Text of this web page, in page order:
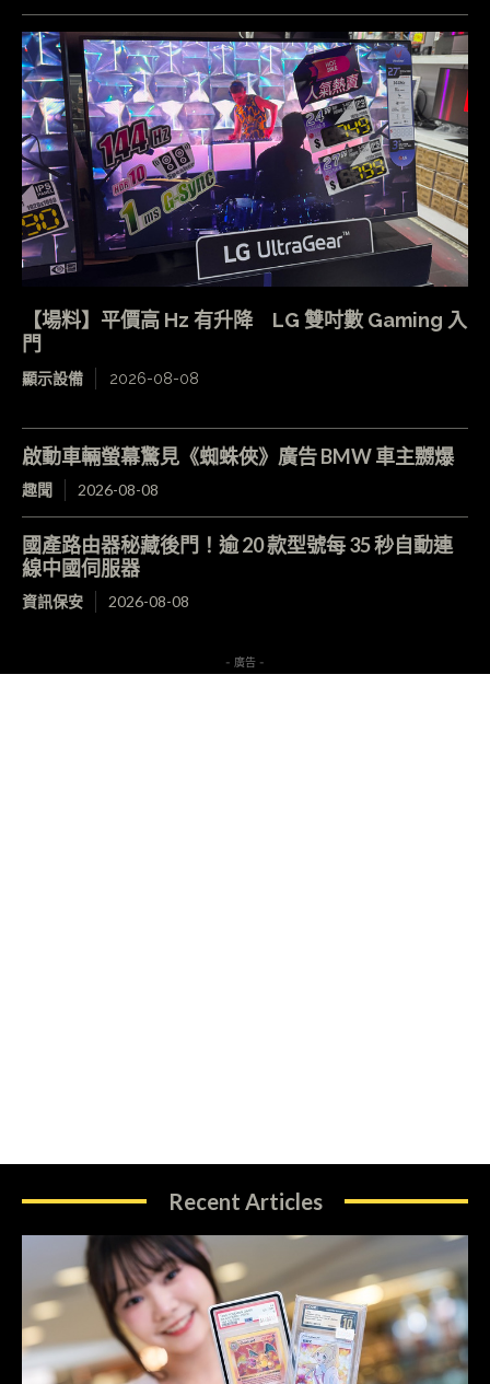
【場料】平價高 Hz 有升降 LG 雙吋數 Gaming 入
門
顯示設備 2026-08-08
啟動車輛螢幕驚見《蜘蛛俠》廣告 BMW 車主嬲爆
趣聞 2026-08-08
國產路由器秘藏後門！逾 20 款型號每 35 秒自動連
線中國伺服器
資訊保安 2026-08-08
- 廣告 -
Recent Articles